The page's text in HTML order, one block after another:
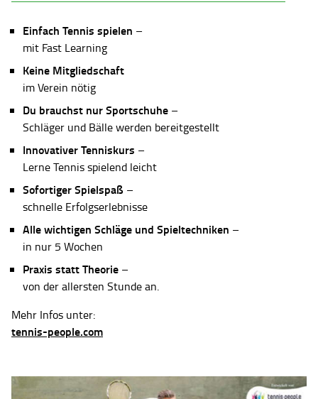
Einfach Tennis spielen –
mit Fast Learning
Keine Mitgliedschaft
im Verein nötig
Du brauchst nur Sportschuhe –
Schläger und Bälle werden bereitgestellt
Innovativer Tenniskurs –
Lerne Tennis spielend leicht
Sofortiger Spielspaß –
schnelle Erfolgserlebnisse
Alle wichtigen Schläge und Spieltechniken –
in nur 5 Wochen
Praxis statt Theorie –
von der allersten Stunde an.
Mehr Infos unter:
tennis-people.com